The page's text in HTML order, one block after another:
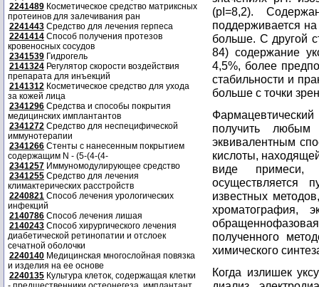
2241489 Косметическое средство матриксных
протеинов для залечивания ран
2241443 Средство для лечения герпеса
2241414 Способ получения протезов
кровеносных сосудов
2341539 Гидрогель
2141324 Регулятор скорости воздействия
препарата для инъекций
2141312 Косметическое средство для ухода
за кожей лица
2341296 Средства и способы покрытия
медицинских имплантантов
2341272 Средство для неспецифической
иммунотерапии
2341266 Стенты с нанесенным покрытием
содержащим N - (5-(4-(4-
2341257 Иммуномодулирующее средство
2341255 Средство для лечения
климактерических расстройств
2240821 Способ лечения урологических
инфекций
2140786 Способ лечения лишая
2140243 Способ хирургического лечения
диабетической ретинопатии и отслоек
сечатной оболочки
2240140 Медицинская многослойная повязка
и изделия на ее основе
2240135 Культура клеток, содержащая клетки
(pI=8,2).
поддерживается
больше. С другой
84) содержание
4,5%, более
стабильности и
больше с точки
получить
эквивалентным
кислоты,
виде примеси,
осуществляется
известных
хроматография,
полученного
химического
Когда излишек